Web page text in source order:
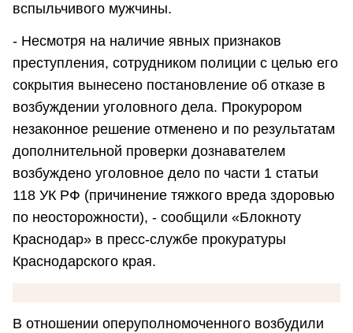
вспыльчивого мужчины.
- Несмотря на наличие явных признаков
преступления, сотрудником полиции с целью его
сокрытия вынесено постановление об отказе в
возбуждении уголовного дела. Прокурором
незаконное решение отменено и по результатам
дополнительной проверки дознавателем
возбуждено уголовное дело по части 1 статьи
118 УК РФ (причинение тяжкого вреда здоровью
по неосторожности), - сообщили «Блокноту
Краснодар» в пресс-службе прокуратуры
Краснодарского края.
В отношении оперуполномоченного возбудили